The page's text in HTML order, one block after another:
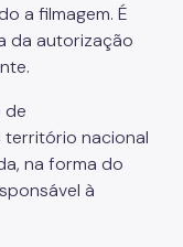
a filmagem. É
da autorização
de
nacional
na forma do
à